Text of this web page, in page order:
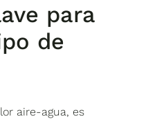
para
de
aire-agua, es